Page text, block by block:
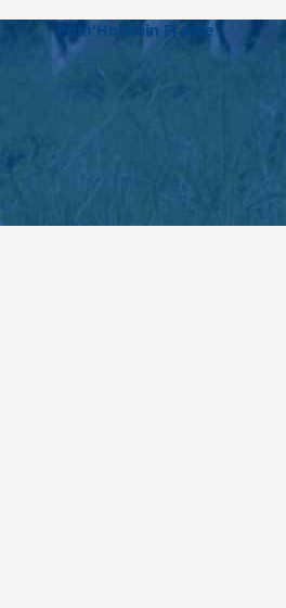
Prim'Holstein France